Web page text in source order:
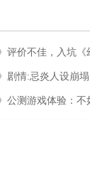
评价不佳，入坑《
剧情:忌炎人设崩
公测游戏体验：不